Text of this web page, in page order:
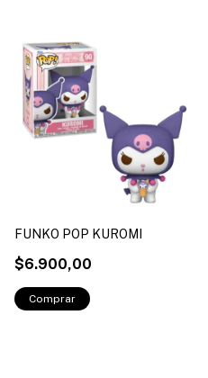
FUNKO POP KUROMI
$6.900,00